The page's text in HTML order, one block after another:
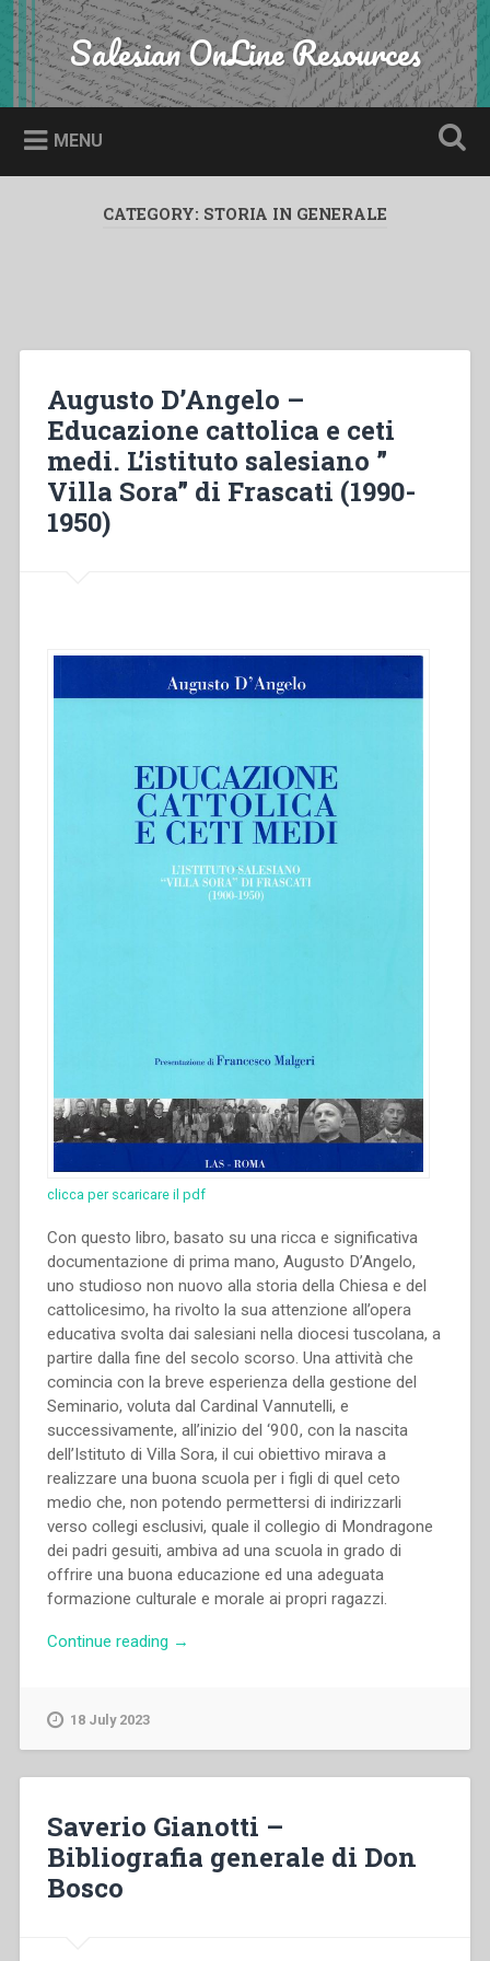
Skip
to
content
Search Salesian OnLine Resources
MENU
CATEGORY: STORIA IN GENERALE
Augusto D’Angelo –
Educazione cattolica e ceti
medi. L’istituto salesiano ”
Villa Sora” di Frascati (1990-
1950)
clicca per scaricare il pdf
Con questo libro, basato su una ricca e significativa
documentazione di prima mano, Augusto D’Angelo,
uno studioso non nuovo alla storia della Chiesa e del
cattolicesimo, ha rivolto la sua attenzione all’opera
educativa svolta dai salesiani nella diocesi tuscolana, a
partire dalla fine del secolo scorso. Una attività che
comincia con la breve esperienza della gestione del
Seminario, voluta dal Cardinal Vannutelli, e
successivamente, all’inizio del ‘900, con la nascita
dell’Istituto di Villa Sora, il cui obiettivo mirava a
realizzare una buona scuola per i figli di quel ceto
medio che, non potendo permettersi di indirizzarli
verso collegi esclusivi, quale il collegio di Mondragone
dei padri gesuiti, ambiva ad una scuola in grado di
offrire una buona educazione ed una adeguata
formazione culturale e morale ai propri ragazzi.
Continue reading “Augusto
L’istituto
salesiano
→
18 July 2023
Saverio Gianotti –
Bibliografia generale di Don
Bosco